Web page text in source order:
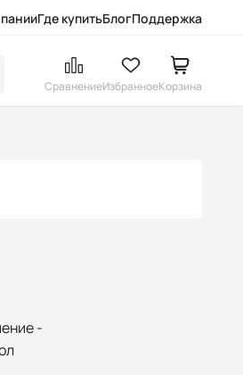
Где купитьБлогПоддержка
СравнениеИзбранноеКорзина
-